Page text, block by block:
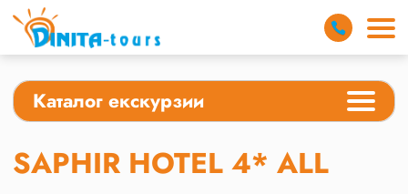
Каталог екскурзии
SAPHIR HOTEL 4* ALL